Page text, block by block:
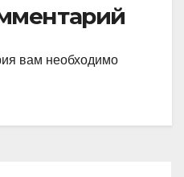
вам необходимо